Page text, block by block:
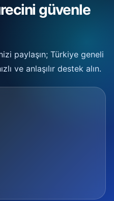
güvenle
paylaşın; Türkiye geneli
ve anlaşılır destek alın.